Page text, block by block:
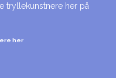
tryllekunstnere her på
her